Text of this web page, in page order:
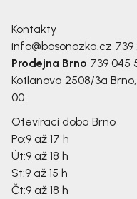
Kontakty
info@bosonozka.cz 739
Prodejna Brno 739 045
Kotlanova 2508/3a
00
Otevírací doba Brno
Po:9 až 17 h
Út:9 až 18 h
St:9 až 15 h
Čt:9 až 18 h